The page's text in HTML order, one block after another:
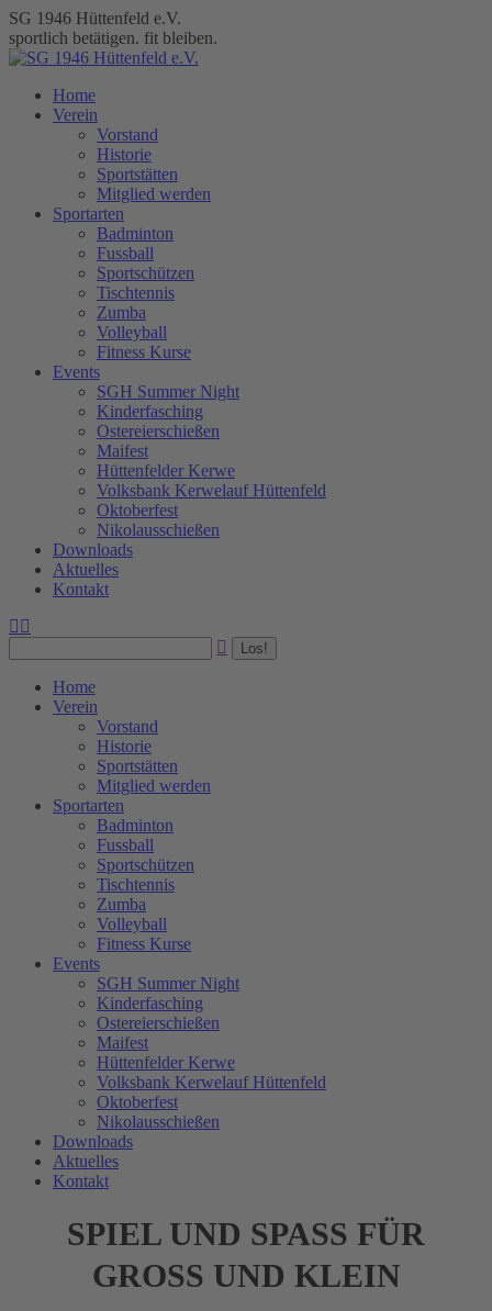
Zum
Inhalt
springen
SG 1946 Hüttenfeld e.V.
sportlich betätigen. fit bleiben.
Home
Verein
Vorstand
Historie
Sportstätten
Mitglied werden
Sportarten
Badminton
Fussball
Sportschützen
Tischtennis
Zumba
Volleyball
Fitness Kurse
Events
SGH Summer Night
Kinderfasching
Ostereierschießen
Maifest
Hüttenfelder Kerwe
Volksbank Kerwelauf Hüttenfeld
Oktoberfest
Nikolausschießen
Downloads
Aktuelles
Kontakt
Facebook
opens
new
opens
in
new
window
Home
Verein
Vorstand
Historie
Sportstätten
Mitglied werden
Sportarten
Badminton
Fussball
Sportschützen
Tischtennis
Zumba
Volleyball
Fitness Kurse
Events
SGH Summer Night
Kinderfasching
Ostereierschießen
Maifest
Hüttenfelder Kerwe
Volksbank Kerwelauf Hüttenfeld
Oktoberfest
Nikolausschießen
Downloads
Aktuelles
Kontakt
SPIEL UND SPASS FÜR G
ROSS UND KLEIN